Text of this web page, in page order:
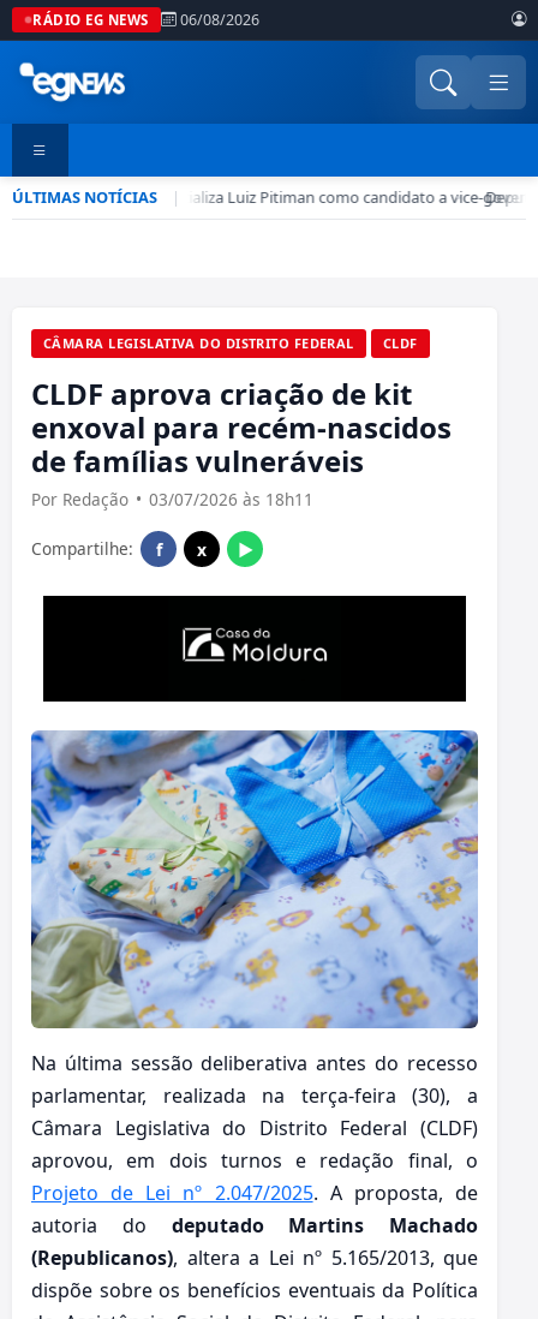
RÁDIO EG NEWS 06/08/2026
ÚLTIMAS NOTÍCIAS |
PSD-DF oficializa Luiz Pitiman como candidato a vice-
•
CÂMARA LEGISLATIVA DO DISTRITO FEDERAL CLDF
CLDF aprova criação de kit
enxoval para recém-nascidos
de famílias vulneráveis
Por Redação • 03/07/2026 às 18h11
Compartilhe: f x ▶
Na última sessão deliberativa antes do recesso
parlamentar, realizada na terça-feira (30), a
Câmara Legislativa do Distrito Federal (CLDF)
aprovou, em dois turnos e redação final, o
Projeto de Lei nº 2.047/2025. A proposta, de
autoria do deputado Martins Machado
(Republicanos), altera a Lei nº 5.165/2013, que
dispõe sobre os benefícios eventuais da Política